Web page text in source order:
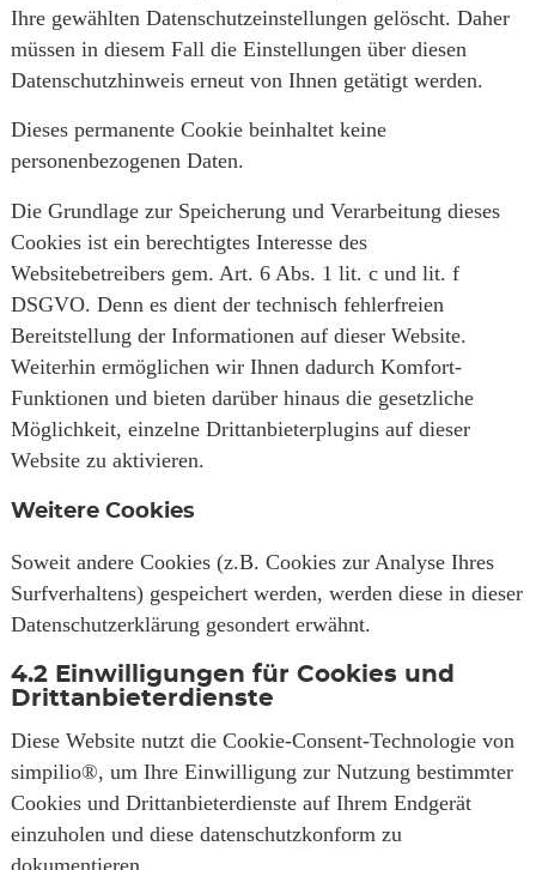
Ihre gewählten Datenschutzeinstellungen gelöscht. Daher
müssen in diesem Fall die Einstellungen über diesen
Datenschutzhinweis erneut von Ihnen getätigt werden.
Dieses permanente Cookie beinhaltet keine
personenbezogenen Daten.
Die Grundlage zur Speicherung und Verarbeitung dieses
Cookies ist ein berechtigtes Interesse des
Websitebetreibers gem. Art. 6 Abs. 1 lit. c und lit. f
DSGVO. Denn es dient der technisch fehlerfreien
Bereitstellung der Informationen auf dieser Website.
Weiterhin ermöglichen wir Ihnen dadurch Komfort-
Funktionen und bieten darüber hinaus die gesetzliche
Möglichkeit, einzelne Drittanbieterplugins auf dieser
Website zu aktivieren.
Weitere Cookies
Soweit andere Cookies (z.B. Cookies zur Analyse Ihres
Surfverhaltens) gespeichert werden, werden diese in dieser
Datenschutzerklärung gesondert erwähnt.
4.2 Einwilligungen für Cookies und
Drittanbieterdienste
Diese Website nutzt die Cookie-Consent-Technologie von
simpilio®, um Ihre Einwilligung zur Nutzung bestimmter
Cookies und Drittanbieterdienste auf Ihrem Endgerät
einzuholen und diese datenschutzkonform zu
dokumentieren.